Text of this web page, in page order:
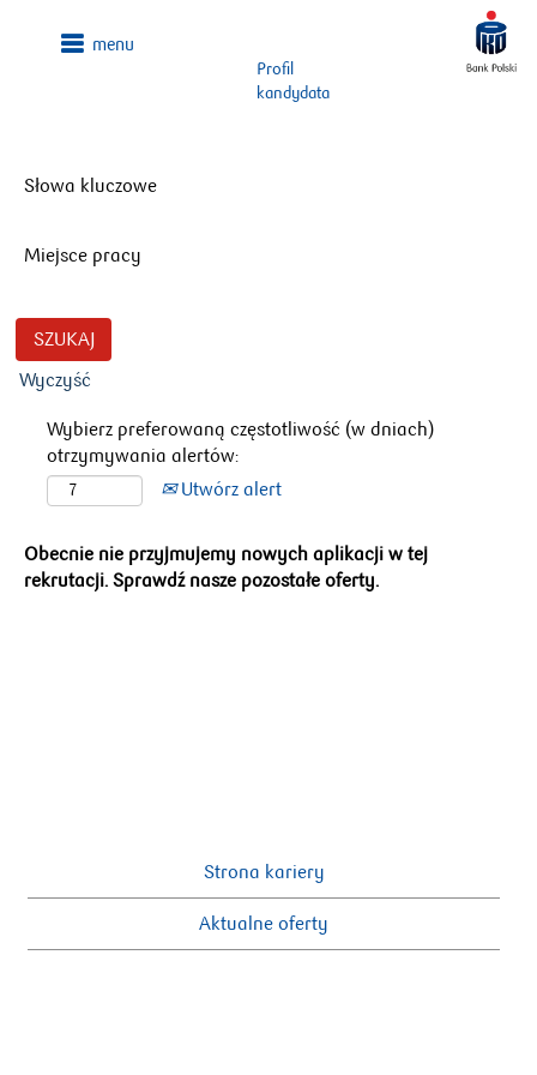
Profil
kandydata
Słowa kluczowe
Miejsce pracy
Wyczyść
Wybierz preferowaną częstotliwość (w dniach)
otrzymywania alertów:
Utwórz alert
Obecnie nie przyjmujemy nowych aplikacji w tej
rekrutacji. Sprawdź nasze pozostałe oferty.
Strona kariery
Aktualne oferty